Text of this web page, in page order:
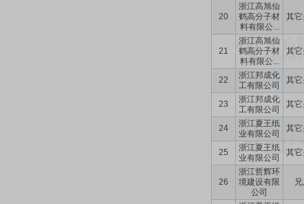
20
浙江高旭仙
鹤高分子材
料有限公...
其
21
浙江高旭仙
鹤高分子材
料有限公...
其
22
浙江邦成化
工有限公司
其
23
浙江邦成化
工有限公司
其
24
浙江夏王纸
业有限公司
其
25
浙江夏王纸
业有限公司
其
26
浙江哲辉环
境建设有限
公司